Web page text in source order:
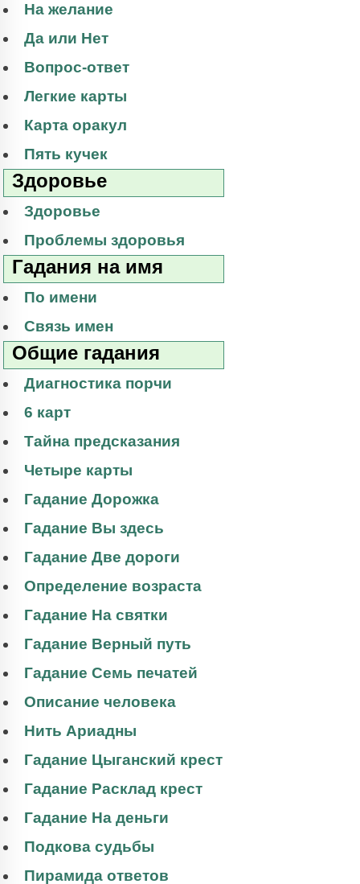
На желание
Да или Нет
Вопрос-ответ
Легкие карты
Карта оракул
Пять кучек
Здоровье
Здоровье
Проблемы здоровья
Гадания на имя
По имени
Связь имен
Общие гадания
Диагностика порчи
6 карт
Тайна предсказания
Четыре карты
Гадание Дорожка
Гадание Вы здесь
Гадание Две дороги
Определение возраста
Гадание На святки
Гадание Верный путь
Гадание Семь печатей
Описание человека
Нить Ариадны
Гадание Цыганский крест
Гадание Расклад крест
Гадание На деньги
Подкова судьбы
Пирамида ответов